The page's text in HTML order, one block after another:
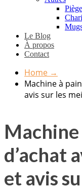
Le Blog
À propos
Contact
Home →
Machine à
avis sur les
Machine
d’achat
et avis